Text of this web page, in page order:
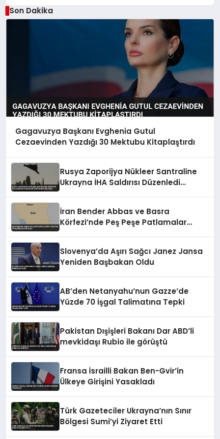
Son Dakika
Gagavuzya Başkanı Evghenia Gutul
Cezaevinden Yazdığı 30 Mektubu Kitaplaştırdı
Rusya Zaporijya Nükleer Santraline
Ukrayna İHA Saldırısı Düzenledi
İran Bender Abbas ve Basra
Körfezi’nde Peş Peşe Patlamalar
Slovenya’da Aşırı Sağcı Janez Jansa
Yeniden Başbakan Oldu
AB’den Netanyahu’nun Gazze’de
Yüzde 70 İşgal Talimatına Tepki
Pakistan Dışişleri Bakanı Dar ABD’li
mevkidaşı Rubio ile görüştü
Fransa İsrailli Bakan Ben-Gvir’in
Ülkeye Girişini Yasakladı
Türk Gazeteciler Ukrayna’nın Sınır
Bölgesi Sumi’yi Ziyaret Etti